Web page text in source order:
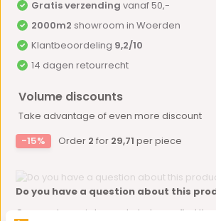
Gratis verzending vanaf 50,-
2000m2 showroom in Woerden
Klantbeoordeling 9,2/10
14 dagen retourrecht
Volume discounts
Take advantage of even more discount
-15%
Order 2 for 29,71 per piece
Do you have a question about this
Our employee is happy to help you find